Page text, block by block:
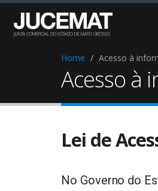
Home Acesso à
Acesso à
Lei de
No Governo do